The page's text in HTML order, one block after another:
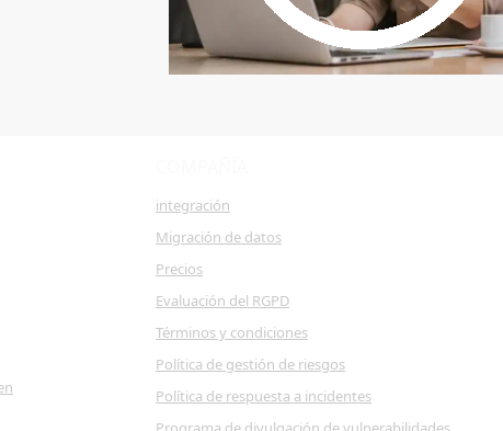
integración
Migración de datos
Precios
Evaluación del RGPD
Términos y condiciones
Política de gestión de riesgos
Política de respuesta a incidentes